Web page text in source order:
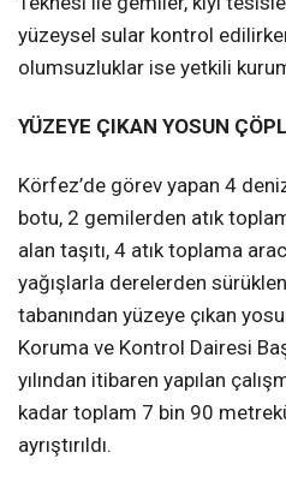
yüzeysel sular kontrol
olumsuzluklar ise yetkili
YÜZEYE ÇIKAN YOSUN
Körfez’de görev yapan 4
botu, 2 gemilerden atık
alan taşıtı, 4 atık toplama
yağışlarla derelerden
tabanından yüzeye çıkan
Koruma ve Kontrol Dairesi
yılından itibaren yapılan
kadar toplam 7 bin 90
ayrıştırıldı.